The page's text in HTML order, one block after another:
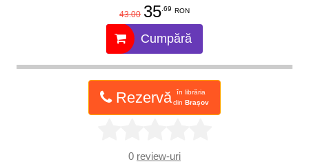
43.00 35.69 RON
Cumpără
Rezervă
în librăria
din Brașov
0 review-uri